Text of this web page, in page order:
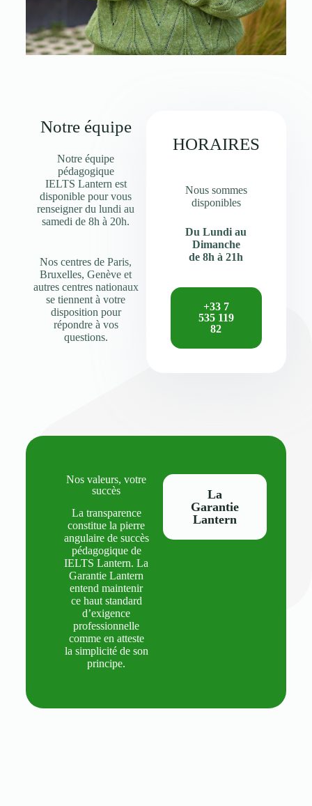
Notre équipe
Notre équipe
pédagogique
IELTS Lantern est
disponible pour vous
renseigner du lundi au
samedi de 8h à 20h.
Nos centres de Paris,
Bruxelles, Genève et
autres centres nationaux
se tiennent à votre
disposition pour
répondre à vos
questions.
HORAIRES
Nous sommes
disponibles
Du Lundi au
Dimanche
de 8h à 21h
+33 7
535 119
82
Nos valeurs, votre
succès
La transparence
constitue la pierre
angulaire de succès
pédagogique de
IELTS Lantern. La
Garantie Lantern
entend maintenir
ce haut standard
d’exigence
professionnelle
comme en atteste
la simplicité de son
principe.
La
Garantie
Lantern